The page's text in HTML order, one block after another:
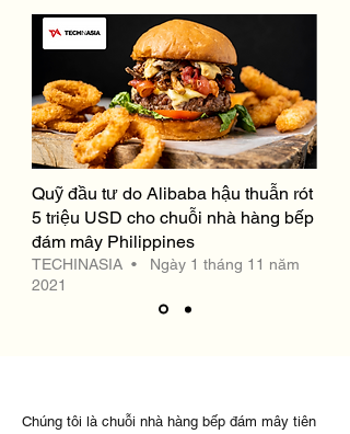
Quỹ đầu tư do Alibaba hậu thuẫn rót
5 triệu USD cho chuỗi nhà hàng bếp
đám mây Philippines
TECHINASIA • Ngày 1 tháng 11 năm
2021
Chúng tôi là chuỗi nhà hàng bếp đám mây tiên